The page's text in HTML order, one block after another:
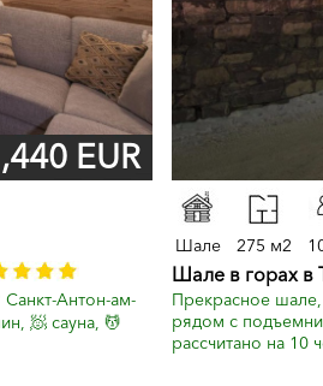
EUR
Антон-ам-
🧖 сауна, 💆
Шале 275 м2
Шале в горах в
Прекрасное
рядом с
рассчитано на 10